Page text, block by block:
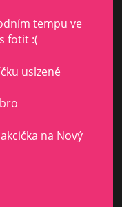
tempu ve
fotit :(
uslzené
na Nový